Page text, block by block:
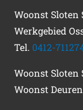
Woonst Sloten
Werkgebied
Tel. 0412-
Woonst Sloten
Woonst